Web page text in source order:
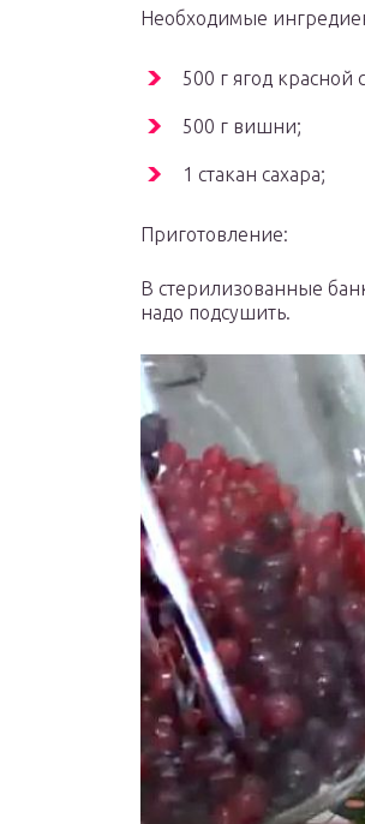
Необходимые
500 г ягод
500 г вишни;
1 стакан сахара;
Приготовление:
В стерилизованные
надо подсушить.